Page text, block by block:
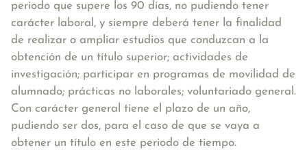
periodo que supere los 90 días, no pudiendo tener
carácter laboral, y siempre deberá tener la finalidad
de realizar o ampliar estudios que conduzcan a la
obtención de un título superior; actividades de
investigación; participar en programas de movilidad de
alumnado; prácticas no laborales; voluntariado general .
Con carácter general tiene el plazo de un año,
pudiendo ser dos, para el caso de que se vaya a
obtener un título en este periodo de tiempo.